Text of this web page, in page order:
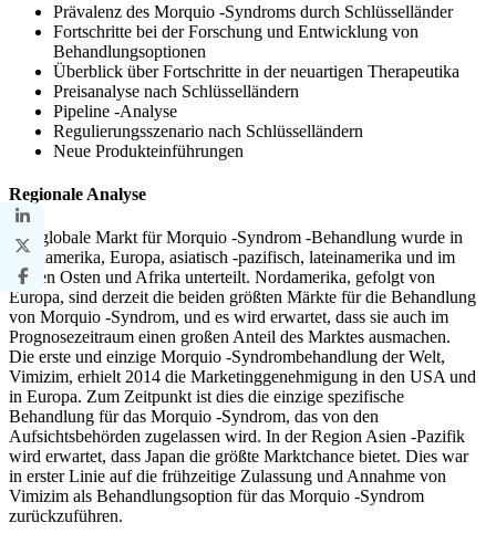
Prävalenz des Morquio -Syndroms durch Schlüsselländer
Fortschritte bei der Forschung und Entwicklung von
Behandlungsoptionen
Überblick über Fortschritte in der neuartigen Therapeutika
Preisanalyse nach Schlüsselländern
Pipeline -Analyse
Regulierungsszenario nach Schlüsselländern
Neue Produkteinführungen
Regionale Analyse
Der globale Markt für Morquio -Syndrom -Behandlung wurde in
Nordamerika, Europa, asiatisch -pazifisch, lateinamerika und im
Nahen Osten und Afrika unterteilt. Nordamerika, gefolgt von
Europa, sind derzeit die beiden größten Märkte für die Behandlung
von Morquio -Syndrom, und es wird erwartet, dass sie auch im
Prognosezeitraum einen großen Anteil des Marktes ausmachen.
Die erste und einzige Morquio -Syndrombehandlung der Welt,
Vimizim, erhielt 2014 die Marketinggenehmigung in den USA und
in Europa. Zum Zeitpunkt ist dies die einzige spezifische
Behandlung für das Morquio -Syndrom, das von den
Aufsichtsbehörden zugelassen wird. In der Region Asien -Pazifik
wird erwartet, dass Japan die größte Marktchance bietet. Dies war
in erster Linie auf die frühzeitige Zulassung und Annahme von
Vimizim als Behandlungsoption für das Morquio -Syndrom
zurückzuführen.